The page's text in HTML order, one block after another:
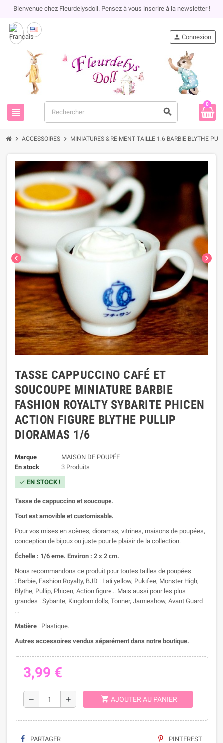
Bienvenue chez Fleurdelysdoll. Pensez à vous inscrire à la newsletter !
view_headline search
person Connexion
0
chevron_right ACCESSOIRES chevron_right MINIATURES & RE-MENT TAILLE 1:6 BARBIE BLYTHE
chevron_left chevron_right
TASSE CAPPUCCINO CAFÉ ET
SOUCOUPE MINIATURE BARBIE
FASHION ROYALTY SYBARITE PHICEN
ACTION FIGURE BLYTHE PULLIP
DIORAMAS 1/6
Marque
MAISON DE POUPÉE
En stock
3 Produits
check EN STOCK !
Tasse de cappuccino et soucoupe.
Tout est amovible et customisable.
Pour vos mises en scènes, dioramas, vitrines, maisons de poupées,
conception de bijoux ou juste pour le plaisir de la collection.
Échelle : 1/6 eme. Environ : 2 x 2 cm.
Nous recommandons ce produit pour toutes tailles de poupées
: Barbie, Fashion Royalty, BJD : Lati yellow, Pukifee, Monster High,
Blythe, Pullip, Phicen, Action figure... Mais aussi pour les plus
grandes : Sybarite, Kingdom dolls, Tonner, Jamieshow, Avant Guard
...
Matière : Plastique.
Autres accessoires vendus séparément dans notre boutique.
3,99 €
remove add shopping_cart AJOUTER AU PANIER
PARTAGER PINTEREST